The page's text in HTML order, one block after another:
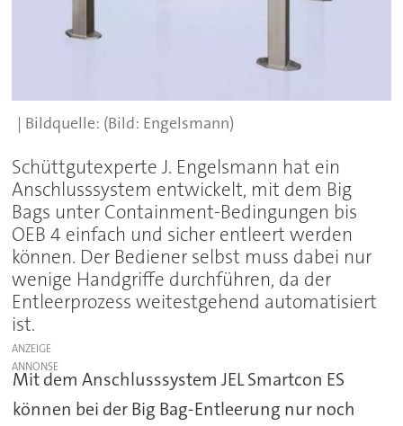
(Bild: Engelsmann)
Schüttgutexperte J. Engelsmann hat ein
Anschlusssystem entwickelt, mit dem Big
Bags unter Containment-Bedingungen bis
OEB 4 einfach und sicher entleert werden
können. Der Bediener selbst muss dabei nur
wenige Handgriffe durchführen, da der
Entleerprozess weitestgehend automatisiert
ist.
ANZEIGE
Mit dem Anschlusssystem JEL Smartcon ES
können bei der Big Bag-Entleerung nur noch